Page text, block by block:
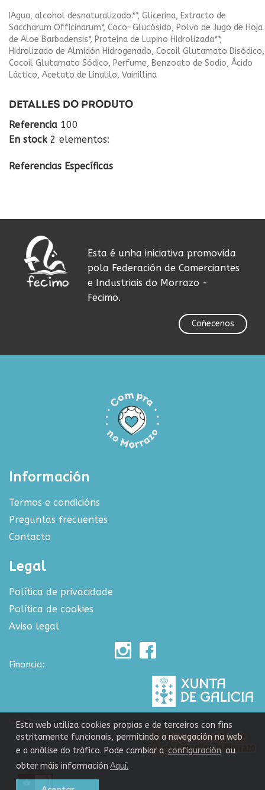
IAgua, alcohol desnaturalizado.**, Glicerina, Extracto de
Saccharum Officinarum*, Coco-Glucósido, Polvo de Jugo de Hoja
de Aloe Barbadensis*, Proteína de Lupino Hidrolizada**,
Hidrolizado de Almidón Hidrogenado, Cocoil Glutamato Disódico,
Cocoil Glutamato Sódico, Perfume, Benzoato de Sodio, Ácido
Láctico, Acetato de Linalilo, Vainillina
DETALLES DO PRODUTO
Referencia 100
En stock 2 elementos:
Referencias Específicas
Esta é unha iniciativa promovida
pola Federación de Comerciantes
e Industriais do Morrazo -
Fecimo.
Coñecenos
Información
Termos e condicións
Preguntas frecuentes
Contacto
Legal
Política de privacidade
Política de cookies
Aviso legal
Financia:
Colabora:
Esta web utiliza cookies propias e de terceiros con fins
estritamente funcionais, permitindo a navegación na web
e a análise do tráfico. Pode cambiar a configuración ou
obter máis información Aquí.